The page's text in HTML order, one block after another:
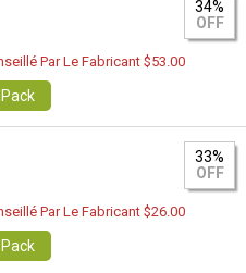
34%
OFF
Par Le Fabricant $53.00
33%
OFF
Par Le Fabricant $26.00